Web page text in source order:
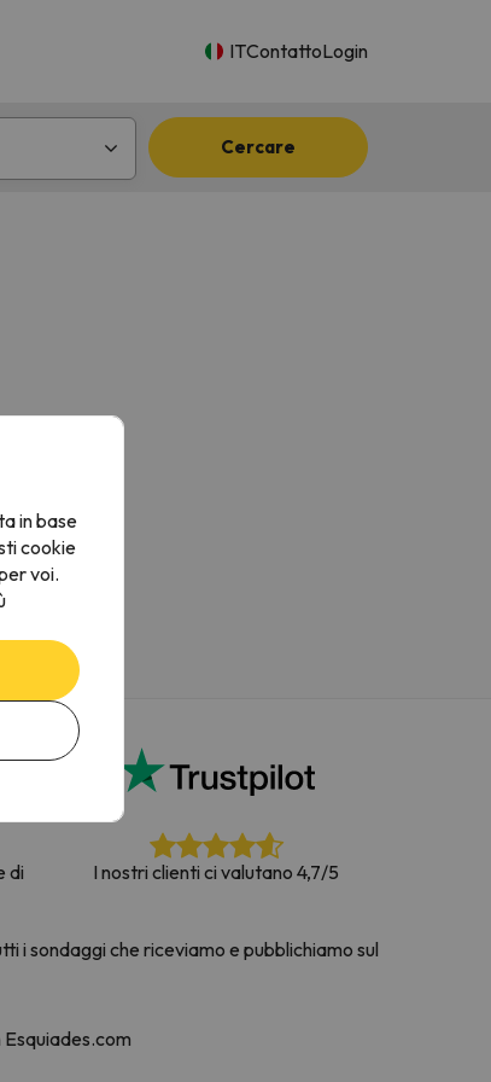
ITContattoLogin
Cercare
di
I nostri clienti ci valutano 4,7/5
i sondaggi che riceviamo e pubblichiamo sul
in base
cookie
voi.